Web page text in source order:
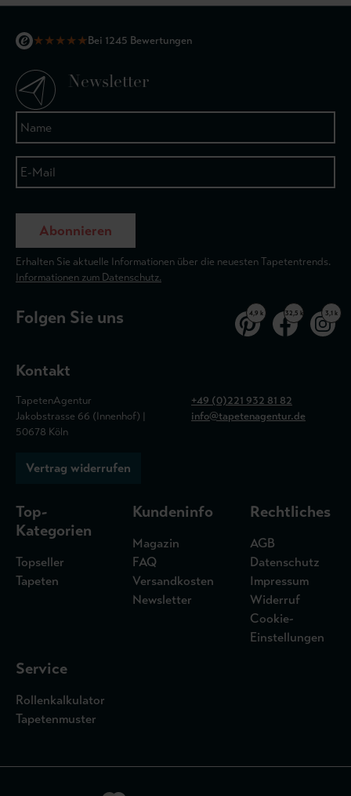
★★★★★Bei 1245 Bewertungen
Newsletter
Abonnieren
Erhalten Sie aktuelle Informationen über die neuesten Tapetentrends.
Informationen zum Datenschutz.
Folgen Sie uns 4,9 k 32,5 k 3,1 k
Kontakt
TapetenAgentur
Jakobstrasse 66 (Innenhof) |
50678 Köln
+49 (0)221 932 81 82
info@tapetenagentur.de
Vertrag widerrufen
Top-
Kategorien
Topseller
Tapeten
Kundeninfo
Magazin
FAQ
Versandkosten
Newsletter
Rechtliches
AGB
Datenschutz
Impressum
Widerruf
Cookie-
Einstellungen
Service
Rollenkalkulator
Tapetenmuster